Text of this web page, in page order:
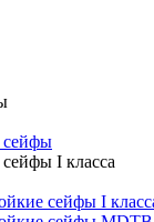
сейфы
I класса
сейфы I